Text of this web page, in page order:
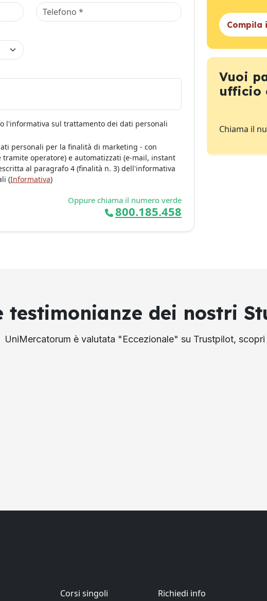
l'informativa sul trattamento dei dati personali
personali per la finalità di marketing - con
operatore) e automatizzati (e-mail, instant
al paragrafo 4 (finalità n. 3) dell'informativa
(Informativa)
Oppure chiama il numero verde
800.185.458
Compila
Vuoi
ufficio
Chiama il
testimonianze dei nostri
UniMercatorum è valutata "Eccezionale" su Trustpilot, scopri
Corsi singoli Richiedi info